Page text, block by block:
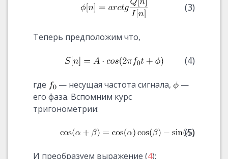
(3)
Теперь предположим что,
(4)
где — несущая частота сигнала,
—
его фаза. Вспомним курс
тригонометрии:
(5)
И преобразуем выражение (4):